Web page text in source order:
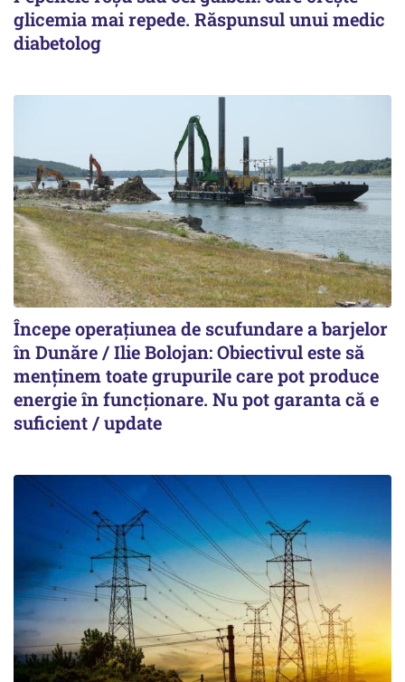
glicemia mai repede. Răspunsul unui medic
diabetolog
Începe operațiunea de scufundare a barjelor
în Dunăre / Ilie Bolojan: Obiectivul este să
menținem toate grupurile care pot produce
energie în funcționare. Nu pot garanta că e
suficient / update